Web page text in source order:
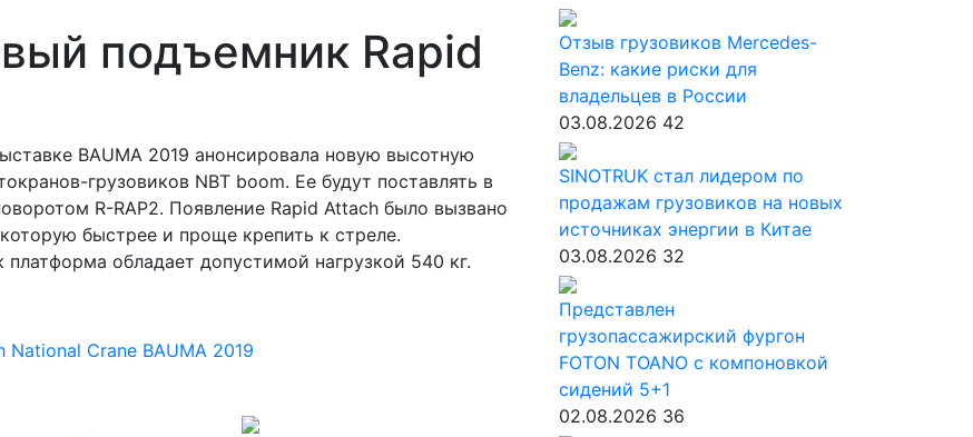
подъемник Rapid
BAUMA 2019 анонсировала новую высотную
грузовиков NBT boom. Ее будут поставлять в
R-RAP2. Появление Rapid Attach было вызвано
быстрее и проще крепить к стреле.
обладает допустимой нагрузкой 540 кг.
National Crane BAUMA 2019
Отзыв грузовиков Mercedes-
Benz: какие риски для
владельцев в России
03.08.2026 42
SINOTRUK стал лидером по
продажам грузовиков на новых
источниках энергии в Китае
03.08.2026 32
Представлен
грузопассажирский фургон
FOTON TOANO с компоновкой
сидений 5+1
02.08.2026 36